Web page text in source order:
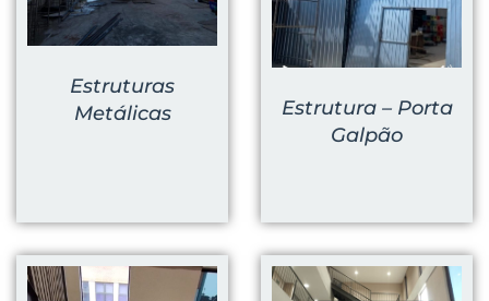
Estruturas
Metálicas
Estrutura – Porta
Galpão